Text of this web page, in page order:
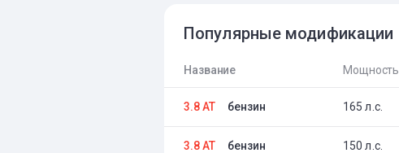
Популярные модификации
Название Мощность
3.8 AT бензин 165 л.с.
3.8 AT бензин 150 л.с.